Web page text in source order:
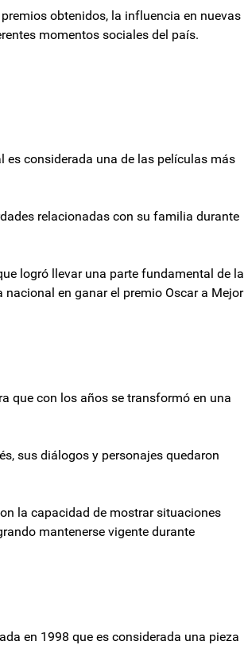
obtenidos, la influencia en nuevas
momentos sociales del país.
es considerada una de las películas más
relacionadas con su familia durante
logró llevar una parte fundamental de la
en ganar el premio Oscar a Mejor
que con los años se transformó en una
sus diálogos y personajes quedaron
la capacidad de mostrar situaciones
mantenerse vigente durante
en 1998 que es considerada una pieza